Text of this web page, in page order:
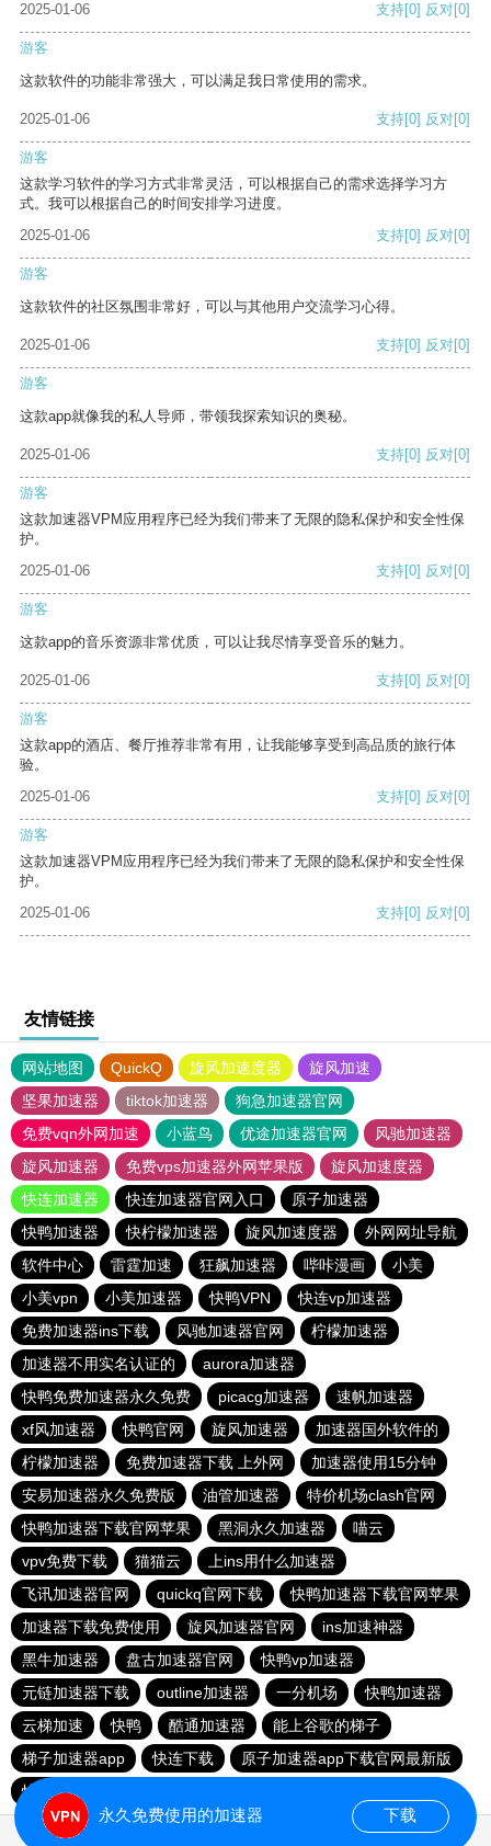
2025-01-06 支持[0] 反对[0]
游客
这款软件的功能非常强大，可以满足我日常使用的需求。
2025-01-06 支持[0] 反对[0]
游客
这款学习软件的学习方式非常灵活，可以根据自己的需求选择学习方
式。我可以根据自己的时间安排学习进度。
2025-01-06
支持[0] 反对[0]
游客
这款软件的社区氛围非常好，可以与其他用户交流学习心得。
2025-01-06 支持[0] 反对[0]
游客
这款app就像我的私人导师，带领我探索知识的奥秘。
2025-01-06 支持[0] 反对[0]
游客
这款加速器VPM应用程序已经为我们带来了无限的隐私保护和安全性保
护。
2025-01-06
支持[0] 反对[0]
游客
这款app的音乐资源非常优质，可以让我尽情享受音乐的魅力。
2025-01-06 支持[0] 反对[0]
游客
这款app的酒店、餐厅推荐非常有用，让我能够享受到高品质的旅行体
验。
2025-01-06
支持[0] 反对[0]
游客
这款加速器VPM应用程序已经为我们带来了无限的隐私保护和安全性保
护。
2025-01-06
支持[0] 反对[0]
友情链接
网站地图 QuickQ 旋风加速度器
旋风加速
坚果加速器
tiktok加速器
狗急加速器官网
免费vqn外网加速
小蓝鸟 优途加速器官网
风驰加速器
旋风加速器
免费vps加速器外网苹果版
旋风加速度器
快连加速器
快连加速器官网入口
原子加速器
快鸭加速器
快柠檬加速器 旋风加速度器
外网网址导航
软件中心
雷霆加速 狂飙加速器 哔咔漫画
小美
小美vpn
小美加速器 快鸭VPN
快连vp加速器
免费加速器ins下载
风驰加速器官网
柠檬加速器
加速器不用实名认证的
aurora加速器
快鸭免费加速器永久免费
picacg加速器
速帆加速器
xf风加速器
快鸭官网 旋风加速器
加速器国外软件的
柠檬加速器
免费加速器下载 上外网
加速器使用15分钟
安易加速器永久免费版
油管加速器
特价机场clash官网
快鸭加速器下载官网苹果
黑洞永久加速器
喵云
vpv免费下载
猫猫云
上ins用什么加速器
飞讯加速器官网
quickq官网下载
快鸭加速器下载官网苹果
加速器下载免费使用
旋风加速器官网
ins加速神器
黑牛加速器
盘古加速器官网
快鸭vp加速器
元链加速器下载
outline加速器 一分机场
快鸭加速器
云梯加速
快鸭 酷通加速器
能上谷歌的梯子
梯子加速器app
快连下载
原子加速器app下载官网最新版
快鸭免费加速器永久免费
永久免费使用的加速器 下载